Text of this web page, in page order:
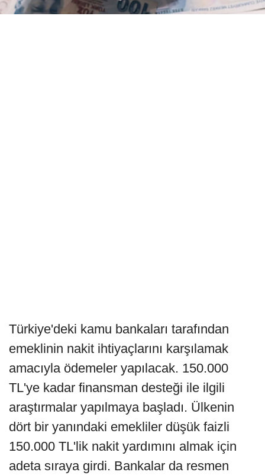
Türkiye'deki kamu bankaları tarafından
emeklinin nakit ihtiyaçlarını karşılamak
amacıyla ödemeler yapılacak. 150.000
TL'ye kadar finansman desteği ile ilgili
araştırmalar yapılmaya başladı. Ülkenin
dört bir yanındaki emekliler düşük faizli
150.000 TL'lik nakit yardımını almak için
adeta sıraya girdi. Bankalar da resmen